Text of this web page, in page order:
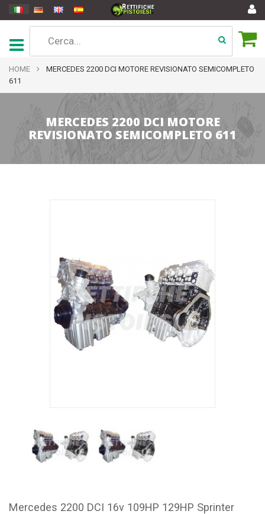
HOME
MERCEDES 2200 DCI MOTORE REVISIONATO SEMICOMPLETO
611
MERCEDES 2200 DCI MOTORE
REVISIONATO SEMICOMPLETO 611
Mercedes 2200 DCI 16v 109HP 129HP Sprinter